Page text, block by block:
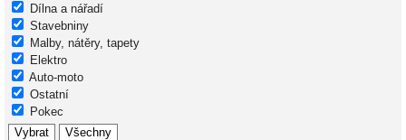
Dílna a nářadí
Stavebniny
Malby, nátěry, tapety
Elektro
Auto-moto
Ostatní
Pokec